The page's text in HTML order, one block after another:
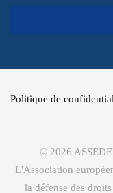
Politique de
© 2026
L'Association
la défense des droits